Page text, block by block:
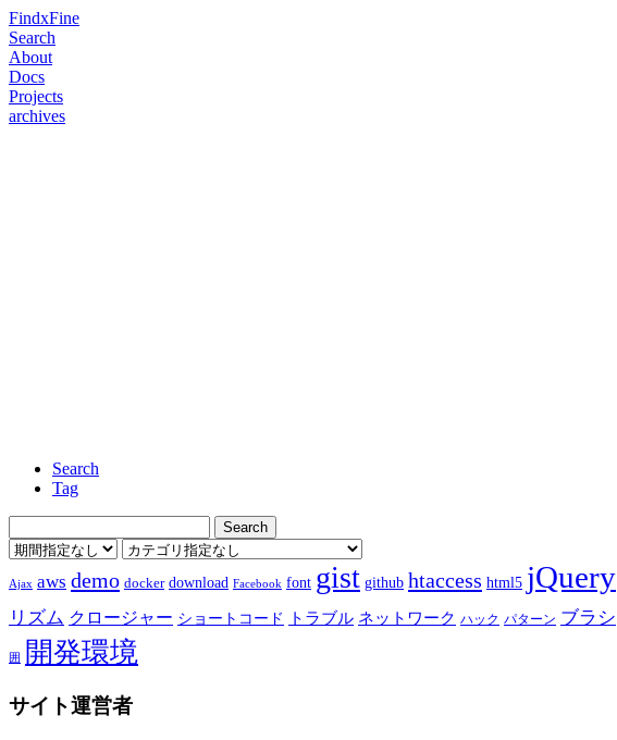
FindxFine
Search
About
Docs
Projects
archives
Search
Tag
Ajax aws demo docker download Facebook font gist github htaccess html5 jQuery
リズム クロージャー ショートコード トラブル ネットワーク ハック パターン ブラシ
囲 開発環境
サイト運営者